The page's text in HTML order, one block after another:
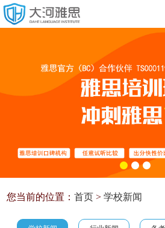
您当前的位置：首页 >学校新闻